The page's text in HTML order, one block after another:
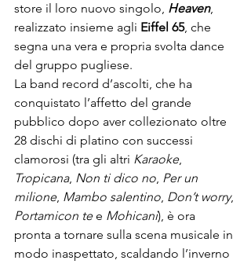
store il loro nuovo singolo, Heaven,
realizzato insieme agli Eiffel 65, che
segna una vera e propria svolta dance
del gruppo pugliese.
La band record d’ascolti, che ha
conquistato l’affetto del grande
pubblico dopo aver collezionato oltre
28 dischi di platino con successi
clamorosi (tra gli altri Karaoke,
Tropicana, Non ti dico no, Per un
milione, Mambo salentino, Don’t worry,
Portamicon te e Mohicani), è ora
pronta a tornare sulla scena musicale in
modo inaspettato, scaldando l’inverno